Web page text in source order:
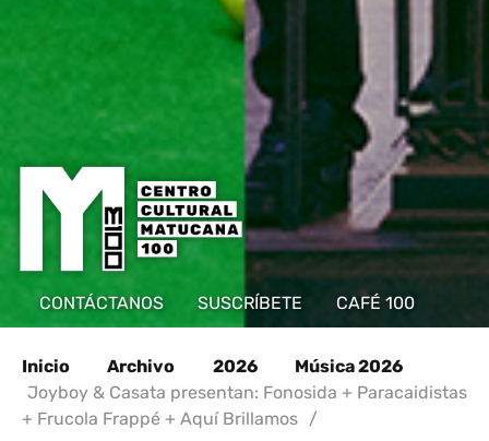
CONTÁCTANOS SUSCRÍBETE CAFÉ 100
Inicio Archivo 2026
Música 2026
Joyboy & Casata presentan: Fonosida + Paracaidistas
+ Frucola Frappé + Aquí Brillamos /